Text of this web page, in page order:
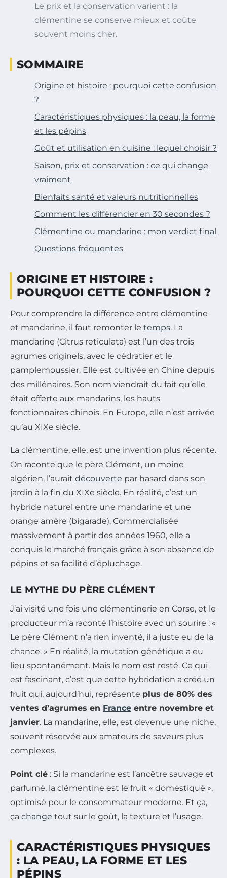
Le prix et la conservation varient : la
clémentine se conserve mieux et coûte
souvent moins cher.
SOMMAIRE
Origine et histoire : pourquoi cette confusion
?
Caractéristiques physiques : la peau, la forme
et les pépins
Goût et utilisation en cuisine : lequel choisir ?
Saison, prix et conservation : ce qui change
vraiment
Bienfaits santé et valeurs nutritionnelles
Comment les différencier en 30 secondes ?
Clémentine ou mandarine : mon verdict final
Questions fréquentes
ORIGINE ET HISTOIRE :
POURQUOI CETTE CONFUSION ?
Pour comprendre la différence entre clémentine
et mandarine, il faut remonter le temps. La
mandarine (Citrus reticulata) est l’un des trois
agrumes originels, avec le cédratier et le
pamplemoussier. Elle est cultivée en Chine depuis
des millénaires. Son nom viendrait du fait qu’elle
était offerte aux mandarins, les hauts
fonctionnaires chinois. En Europe, elle n’est arrivée
qu’au XIXe siècle.
La clémentine, elle, est une invention plus récente.
On raconte que le père Clément, un moine
algérien, l’aurait découverte par hasard dans son
jardin à la fin du XIXe siècle. En réalité, c’est un
hybride naturel entre une mandarine et une
orange amère (bigarade). Commercialisée
massivement à partir des années 1960, elle a
conquis le marché français grâce à son absence de
pépins et sa facilité d’épluchage.
LE MYTHE DU PÈRE CLÉMENT
J’ai visité une fois une clémentinerie en Corse, et le
producteur m’a raconté l’histoire avec un sourire : «
Le père Clément n’a rien inventé, il a juste eu de la
chance. » En réalité, la mutation génétique a eu
lieu spontanément. Mais le nom est resté. Ce qui
est fascinant, c’est que cette hybridation a créé un
fruit qui, aujourd’hui, représente plus de 80% des
ventes d’agrumes en France entre novembre et
janvier. La mandarine, elle, est devenue une niche,
souvent réservée aux amateurs de saveurs plus
complexes.
Point clé : Si la mandarine est l’ancêtre sauvage et
parfumé, la clémentine est le fruit « domestiqué »,
optimisé pour le consommateur moderne. Et ça,
ça change tout sur le goût, la texture et l’usage.
CARACTÉRISTIQUES PHYSIQUES
: LA PEAU, LA FORME ET LES
PÉPINS